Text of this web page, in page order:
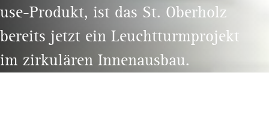
use-Produkt, ist das St. Oberholz
bereits jetzt ein Leuchtturmprojekt
im zirkulären Innenausbau.